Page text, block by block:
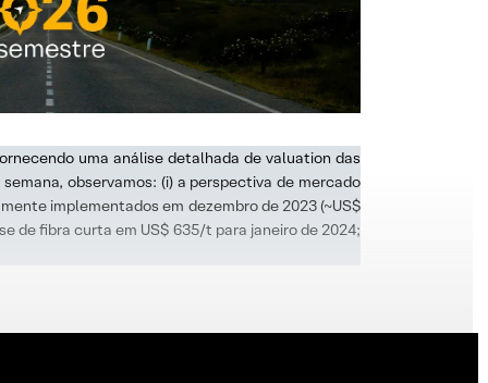
uma análise detalhada de valuation das
observamos: (i) a perspectiva de mercado
implementados em dezembro de 2023 (~US$
de fibra curta em US$ 635/t para janeiro de 2024;